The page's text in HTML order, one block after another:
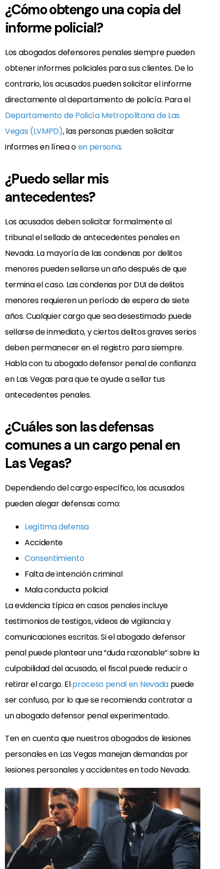
¿Cómo obtengo una copia del
informe policial?
Los abogados defensores penales siempre pueden
obtener informes policiales para sus clientes. De lo
contrario, los acusados pueden solicitar el informe
directamente al departamento de policía. Para el
Departamento de Policía Metropolitana de Las
Vegas (LVMPD), las personas pueden solicitar
informes en línea oen persona.
¿Puedo sellar mis
antecedentes?
Los acusados deben solicitar formalmente al
tribunal el sellado de antecedentes penales en
Nevada. La mayoría de las condenas por delitos
menores pueden sellarse un año después de que
termina el caso. Las condenas por DUI de delitos
menores requieren un período de espera de siete
años. Cualquier cargo que sea desestimado puede
sellarse de inmediato, y ciertos delitos graves serios
deben permanecer en el registro para siempre.
Habla con tu abogado defensor penal de confianza
en Las Vegas para que te ayude a sellar tus
antecedentes penales.
¿Cuáles son las defensas
comunes a un cargo penal en
Las Vegas?
Dependiendo del cargo específico, los acusados
pueden alegar defensas como:
Legítima defensa
Accidente
Consentimiento
Falta de intención criminal
Mala conducta policial
La evidencia típica en casos penales incluye
testimonios de testigos, videos de vigilancia y
comunicaciones escritas. Si el abogado defensor
penal puede plantear una “duda razonable” sobre la
culpabilidad del acusado, el fiscal puede reducir o
retirar el cargo. Elproceso penal en Nevadapuede
ser confuso, por lo que se recomienda contratar a
un abogado defensor penal experimentado.
Ten en cuenta que nuestros abogados de lesiones
personales en Las Vegas manejan demandas por
lesiones personales y accidentes en todo Nevada.